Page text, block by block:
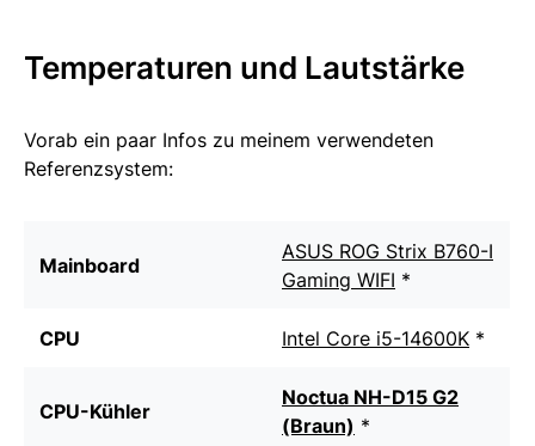
Temperaturen und Lautstärke
Vorab ein paar Infos zu meinem verwendeten
Referenzsystem:
Mainboard
ASUS ROG Strix B760-I
Gaming WIFI *
CPU Intel Core i5-14600K *
CPU-Kühler
Noctua NH-D15 G2
(Braun) *